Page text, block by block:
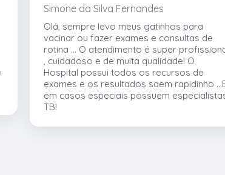
Simone da Silva Fernandes
Olá, sempre levo meus gatinhos para
vacinar ou fazer exames e consultas de
rotina ... O atendimento é super
, cuidadoso e de muita qualidade! O
Hospital possui todos os recursos de
exames e os resultados saem rapidinho ...E
em casos especiais possuem especialistas
TB!